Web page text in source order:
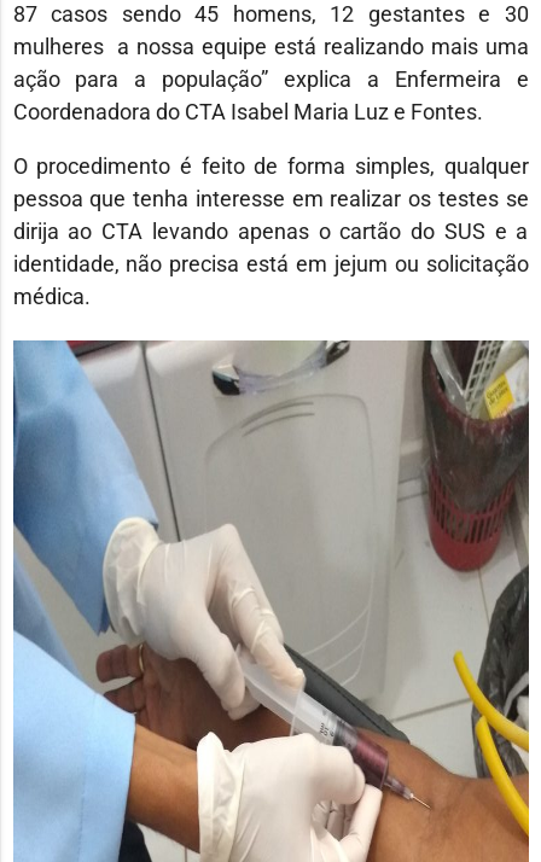
87 casos sendo 45 homens, 12 gestantes e 30
mulheres a nossa equipe está realizando mais uma
ação para a população” explica a Enfermeira e
Coordenadora do CTA Isabel Maria Luz e Fontes.
O procedimento é feito de forma simples, qualquer
pessoa que tenha interesse em realizar os testes se
dirija ao CTA levando apenas o cartão do SUS e a
identidade, não precisa está em jejum ou solicitação
médica.